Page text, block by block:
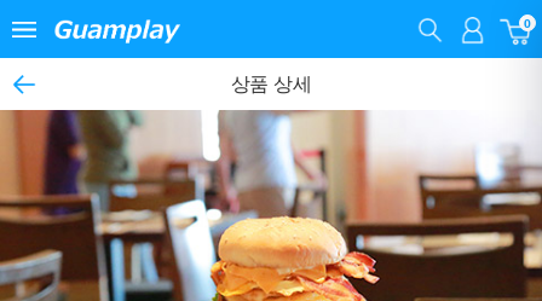
0
상품 상세